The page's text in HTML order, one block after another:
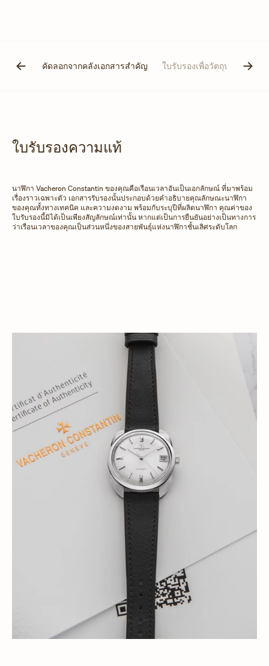
ามแท้ คัดลอกจากคลังเอกสารสำคัญ ใบรับรองเพื่อวัตถุประสงค์ใน
ใบรับรองความแท้
นาฬิกา Vacheron Constantin ของคุณคือเรือนเวลาอันเป็นเอกลักษณ์ ที่มาพร้อม
เรื่องราวเฉพาะตัว เอกสารรับรองนั้นประกอบด้วยคำอธิบายคุณลักษณะนาฬิกา
ของคุณทั้งทางเทคนิค และความงดงาม พร้อมกับระบุปีที่ผลิตนาฬิกา คุณค่าของ
ใบรับรองนี้มิได้เป็นเพียงสัญลักษณ์เท่านั้น หากแต่เป็นการยืนยันอย่างเป็นทางการ
ว่าเรือนเวลาของคุณเป็นส่วนหนึ่งของสายพันธุ์แห่งนาฬิกาชั้นเลิศระดับโลก